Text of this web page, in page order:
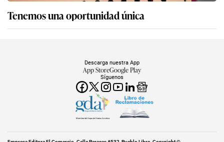
Tenemos una oportunidad única
Síguenos
Descarga nuestra App
App StoreGoogle Play
Miembro del Grupo de Diarios América